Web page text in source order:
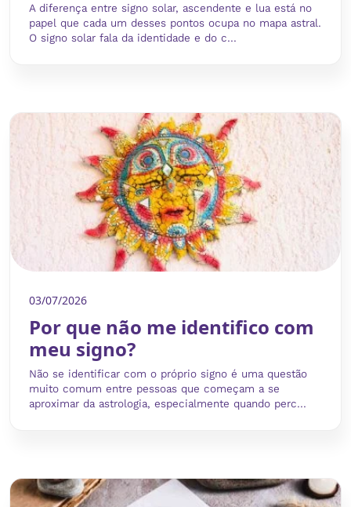
A diferença entre signo solar, ascendente e lua está no
papel que cada um desses pontos ocupa no mapa astral.
O signo solar fala da identidade e do c...
03/07/2026
Por que não me identifico com
meu signo?
Não se identificar com o próprio signo é uma questão
muito comum entre pessoas que começam a se
aproximar da astrologia, especialmente quando perc...